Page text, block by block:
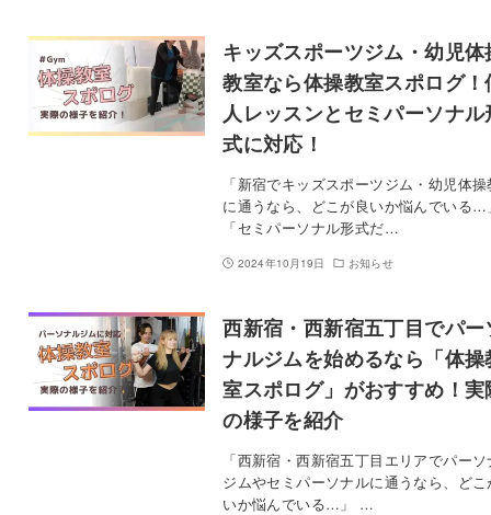
キッズスポーツジム・幼児体
教室なら体操教室スポログ！
人レッスンとセミパーソナル
式に対応！
「新宿でキッズスポーツジム・幼児体
に通うなら、どこが良いか悩んでいる…
「セミパーソナル形式だ…
2024年10月19日 お知らせ
西新宿・西新宿五丁目でパー
ナルジムを始めるなら「体操
室スポログ」がおすすめ！実
の様子を紹介
「西新宿・西新宿五丁目エリアでパー
ジムやセミパーソナルに通うなら、どこ
いか悩んでいる…」 …